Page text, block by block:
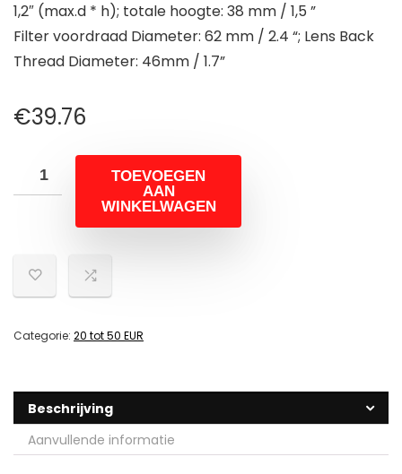
1,2″ (max.d * h); totale hoogte: 38 mm / 1,5 ”
Filter voordraad Diameter: 62 mm / 2.4 “; Lens Back
Thread Diameter: 46mm / 1.7”
€39.76
TOEVOEGEN
AAN
WINKELWAGEN
Categorie: 20 tot 50 EUR
Beschrijving
Aanvullende informatie